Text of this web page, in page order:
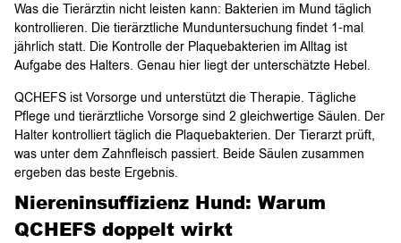
Was die Tierärztin nicht leisten kann: Bakterien im Mund täglich
kontrollieren. Die tierärztliche Munduntersuchung findet 1-mal
jährlich statt. Die Kontrolle der Plaquebakterien im Alltag ist
Aufgabe des Halters. Genau hier liegt der unterschätzte Hebel.
QCHEFS ist Vorsorge und unterstützt die Therapie. Tägliche
Pflege und tierärztliche Vorsorge sind 2 gleichwertige Säulen. Der
Halter kontrolliert täglich die Plaquebakterien. Der Tierarzt prüft,
was unter dem Zahnfleisch passiert. Beide Säulen zusammen
ergeben das beste Ergebnis.
Niereninsuffizienz Hund: Warum
QCHEFS doppelt wirkt